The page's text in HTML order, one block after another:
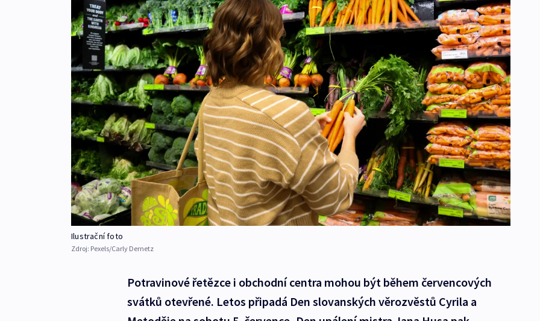
Ilustrační foto
Zdroj: Pexels/Carly Dernetz
Potravinové řetězce i obchodní centra mohou být během červencových
svátků otevřené. Letos připadá Den slovanských věrozvěstů Cyrila a